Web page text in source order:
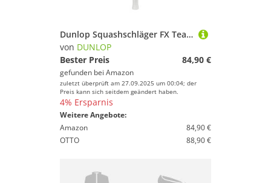
Dunlop Squashschläger FX Team 125, Blau
von DUNLOP
Bester Preis
84,90 €
gefunden bei Amazon
zuletzt überprüft am 27.09.2025 um 00:04; der
Preis kann sich seitdem geändert haben.
4% Ersparnis
Weitere Angebote:
Amazon
84,90 €
OTTO
88,90 €